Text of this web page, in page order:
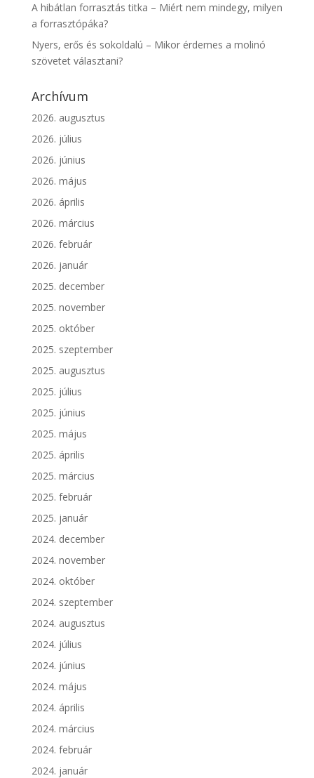
A hibátlan forrasztás titka – Miért nem mindegy, milyen
a forrasztópáka?
Nyers, erős és sokoldalú – Mikor érdemes a molinó
szövetet választani?
Archívum
2026. augusztus
2026. július
2026. június
2026. május
2026. április
2026. március
2026. február
2026. január
2025. december
2025. november
2025. október
2025. szeptember
2025. augusztus
2025. július
2025. június
2025. május
2025. április
2025. március
2025. február
2025. január
2024. december
2024. november
2024. október
2024. szeptember
2024. augusztus
2024. július
2024. június
2024. május
2024. április
2024. március
2024. február
2024. január